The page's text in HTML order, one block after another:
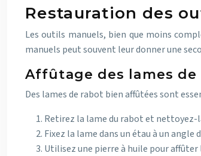
Restauration des
Les outils manuels, bien que moins
manuels peut souvent leur donner une
Affûtage des lames
Des lames de rabot bien affûtées sont
Retirez la lame du rabot et nettoyez-
Fixez la lame dans un étau à un angle
Utilisez une pierre à huile pour